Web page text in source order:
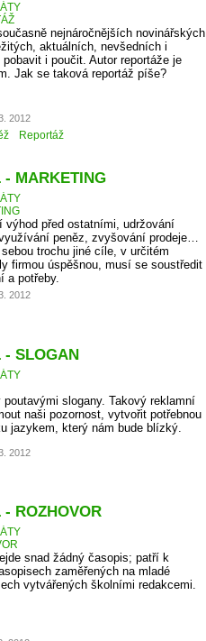
nejnáročnějších novinářských
aktuálních, nevšedních i
i poučit. Autor reportáže je
Jak se taková reportáž píše?
2012
Reportáž
- MARKETING
výhod před ostatními, udržování
peněz, zvyšování prodeje…
trochu jiné cíle, v určitém
firmou úspěšnou, musí se soustředit
a potřeby.
2012
- SLOGAN
slogany. Takový reklamní
naši pozornost, vytvořit potřebnou
jazykem, který nám bude blízký.
2012
ROZHOVOR
snad žádný časopis; patří k
zaměřených na mladé
vytvářených školními redakcemi.